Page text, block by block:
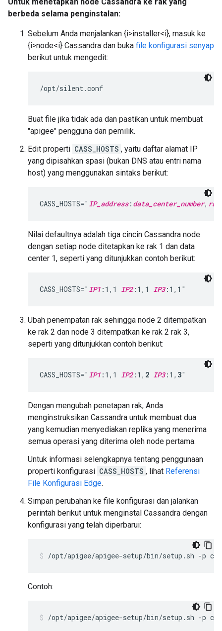
berbeda selama penginstalan:
Sebelum Anda menjalankan {i>installer<i}, masuk ke
{i>node<i} Cassandra dan buka file konfigurasi senyap
berikut untuk mengedit:
/opt/silent.conf
Buat file jika tidak ada dan pastikan untuk membuat
"apigee" pengguna dan pemilik.
Edit properti CASS_HOSTS , yaitu daftar alamat IP
yang dipisahkan spasi (bukan DNS atau entri nama
host) yang menggunakan sintaks berikut:
CASS_HOSTS=" IP_address: data_center_number,
Nilai defaultnya adalah tiga cincin Cassandra node
dengan setiap node ditetapkan ke rak 1 dan data
center 1, seperti yang ditunjukkan contoh berikut:
CASS_HOSTS=" IP1 :1,1 IP2:1,1 IP3:1,1"
Ubah penempatan rak sehingga node 2 ditempatkan
ke rak 2 dan node 3 ditempatkan ke rak 2 rak 3,
seperti yang ditunjukkan contoh berikut:
CASS_HOSTS=" IP1 :1,1 IP2:1, 2 IP3:1, 3"
Dengan mengubah penetapan rak, Anda
menginstruksikan Cassandra untuk membuat dua
yang kemudian menyediakan replika yang menerima
semua operasi yang diterima oleh node pertama.
Untuk informasi selengkapnya tentang penggunaan
properti konfigurasi CASS_HOSTS , lihat Referensi
File Konfigurasi Edge.
Simpan perubahan ke file konfigurasi dan jalankan
perintah berikut untuk menginstal Cassandra dengan
konfigurasi yang telah diperbarui:
/opt/apigee/apigee-setup/bin/setup.sh -p
Contoh:
/opt/apigee/apigee-setup/bin/setup.sh -p